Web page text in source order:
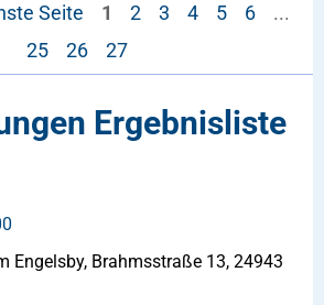
1 2 3 4 5 6
...
25
26 27
Seite
Ergebnisliste
Engelsby, Brahmsstraße 13, 24943